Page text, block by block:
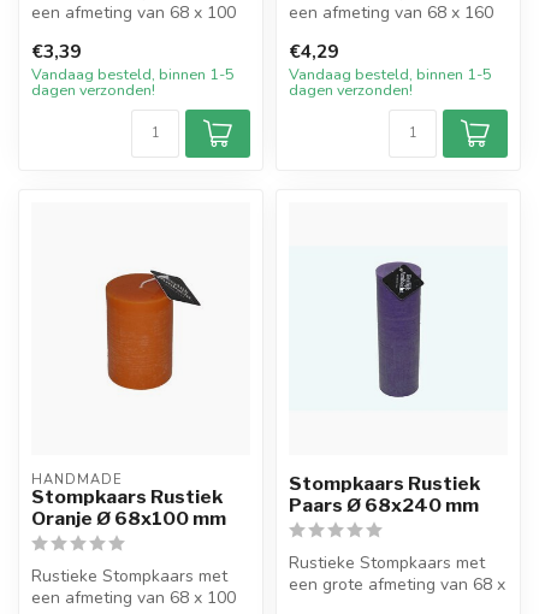
een afmeting van 68 x 100
Rood. ...
€3,39
Vandaag besteld, binnen 1-5
dagen verzonden!
een afmeting van 68 x 160
Rood. ...
€4,29
Vandaag besteld, binnen 1-5
dagen verzonden!
HANDMADE
Stompkaars Rustiek
Oranje Ø 68x100 mm
Rustieke Stompkaars met
een afmeting van 68 x 100
Stompkaars Rustiek
Paars Ø 68x240 mm
Rustieke Stompkaars met
een grote afmeting van 68 x